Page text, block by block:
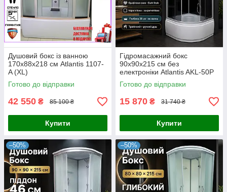
Душовий бокс із ванною
170х88х218 см Atlantis 1107-
A (XL)
Готово до відправки
42 550 ₴ 85 100 ₴
Купити
Гідромасажний бокс
90x90x215 см без
електроніки Atlantis AKL-50P
ECO GR
Готово до відправки
15 870 ₴ 31 740 ₴
Купити
–50% –50%